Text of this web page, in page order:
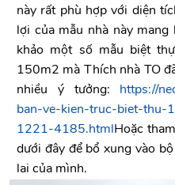
này rất phù hợp với diện
lợi của mẫu nhà này
khảo một số mẫu biệt
150m2 mà Thích nhà TO
nhiều ý tưởng: https://
ban-ve-kien-truc-biet-thu-
1221-4185.htmlHoặc
dưới đây để bổ xung vào
lai của mình.